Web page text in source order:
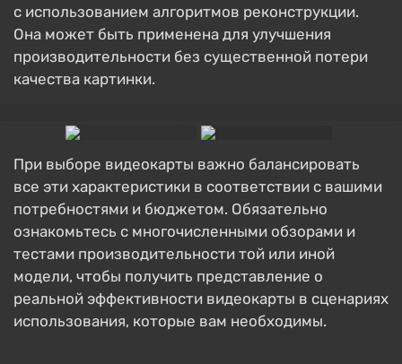
с использованием алгоритмов реконструкции.
Она может быть применена для улучшения
производительности без существенной потери
качества картинки.
При выборе видеокарты важно балансировать
все эти характеристики в соответствии с вашими
потребностями и бюджетом. Обязательно
ознакомьтесь с многочисленными обзорами и
тестами производительности той или иной
модели, чтобы получить представление о
реальной эффективности видеокарты в сценариях
использования, которые вам необходимы.